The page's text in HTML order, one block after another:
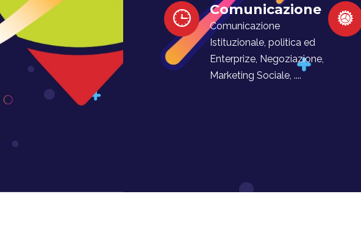
Comunicazione
Comunicazione
Istituzionale, politica ed
Enterprize, Negoziazione,
Marketing Sociale, ....